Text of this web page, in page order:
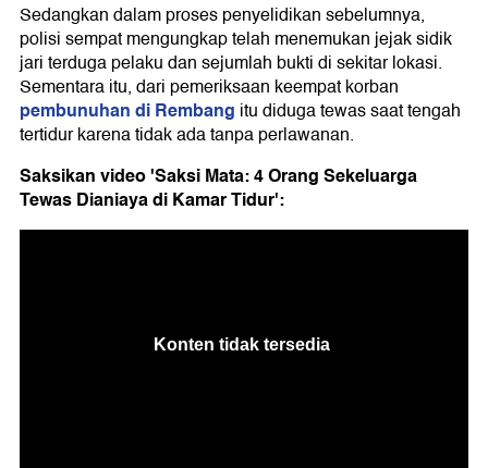
Sedangkan dalam proses penyelidikan sebelumnya,
polisi sempat mengungkap telah menemukan jejak sidik
jari terduga pelaku dan sejumlah bukti di sekitar lokasi.
Sementara itu, dari pemeriksaan keempat korban
pembunuhan di Rembang itu diduga tewas saat tengah
tertidur karena tidak ada tanpa perlawanan.
Saksikan video 'Saksi Mata: 4 Orang Sekeluarga
Tewas Dianiaya di Kamar Tidur':